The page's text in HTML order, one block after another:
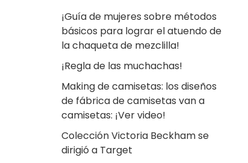
¡Guía de mujeres sobre métodos
básicos para lograr el atuendo de
la chaqueta de mezclilla!
¡Regla de las muchachas!
Making de camisetas: los diseños
de fábrica de camisetas van a
camisetas: ¡Ver video!
Colección Victoria Beckham se
dirigió a Target